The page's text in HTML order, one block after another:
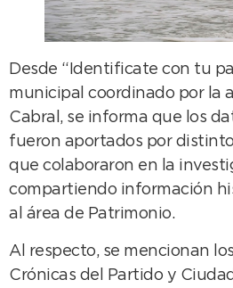
Desde “Identificate con tu
municipal coordinado por la
Cabral, se informa que los
fueron aportados por
que colaboraron en la
compartiendo información
al área de Patrimonio.
Al respecto, se mencionan
Crónicas del Partido y